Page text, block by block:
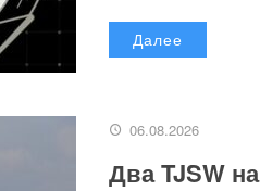
Далее
06.08.2026
Два TJSW